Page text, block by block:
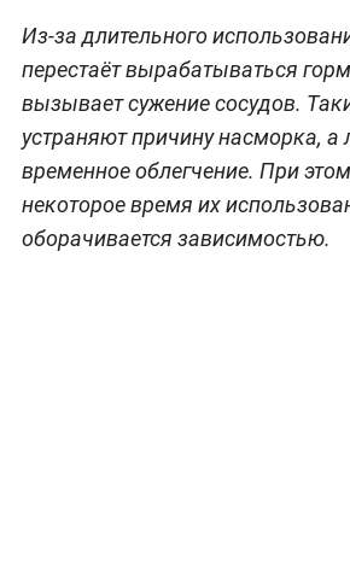
Из-за длительного
перестаёт вырабатываться
вызывает сужение сосудов.
устраняют причину насморка, а
временное облегчение. При
некоторое время их
оборачивается зависимостью.